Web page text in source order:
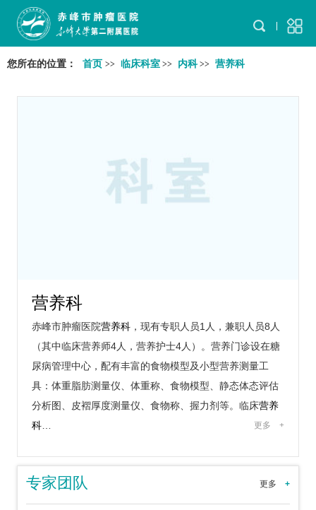
您所在的位置： 首页 >> 临床科室 >> 内科>> 营养科
营养科
赤峰市肿瘤医院营养科，现有专职人员1人，兼职人员8人
（其中临床营养师4人，营养护士4人）。营养门诊设在糖
尿病管理中心，配有丰富的食物模型及小型营养测量工
具：体重脂肪测量仪、体重称、食物模型、静态体态评估
分析图、皮褶厚度测量仪、食物称、握力剂等。临床营养
科… 更多+
更多+
专家团队